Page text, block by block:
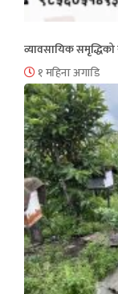
व्यावसायिक
१ महिना अगाडि